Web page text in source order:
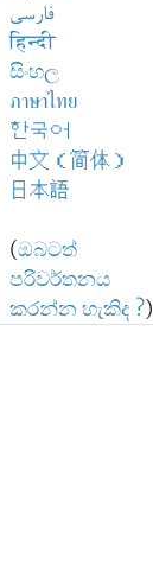
فارسی
हिन्दी
සිංහල
ภาษาไทย
한국어
中文（简体）
日本語
(ඔබටත්
පරිවර්තනය
කරන්න හැකිද ?)